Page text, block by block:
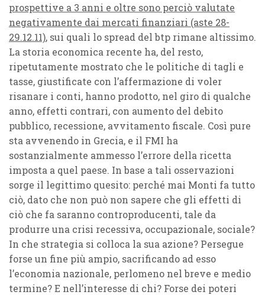
prospettive a 3 anni e oltre sono perciò valutate
negativamente dai mercati finanziari (aste 28-
29.12.11), sui quali lo spread del btp rimane altissimo.
La storia economica recente ha, del resto,
ripetutamente mostrato che le politiche di tagli e
tasse, giustificate con l’affermazione di voler
risanare i conti, hanno prodotto, nel giro di qualche
anno, effetti contrari, con aumento del debito
pubblico, recessione, avvitamento fiscale. Così pure
sta avvenendo in Grecia, e il FMI ha
sostanzialmente ammesso l’errore della ricetta
imposta a quel paese. In base a tali osservazioni
sorge il legittimo quesito: perché mai Monti fa tutto
ciò, dato che non può non sapere che gli effetti di
ciò che fa saranno controproducenti, tale da
produrre una crisi recessiva, occupazionale, sociale?
In che strategia si colloca la sua azione? Persegue
forse un fine più ampio, sacrificando ad esso
l’economia nazionale, perlomeno nel breve e medio
termine? E nell’interesse di chi? Forse dei poteri